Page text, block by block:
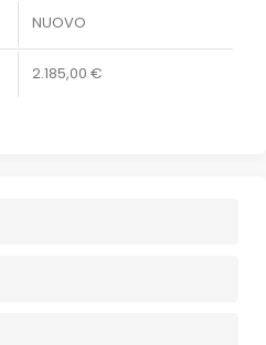
NUOVO
2.185,00 €